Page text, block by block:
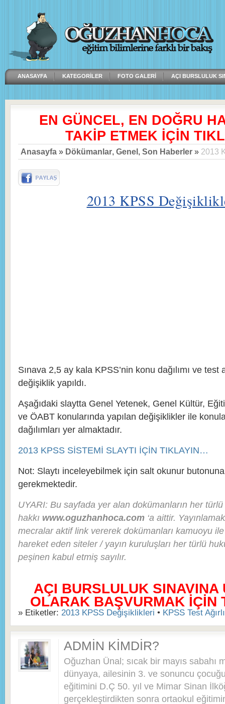
ANASAYFA KATEGORILER FOTO GALERI AÇI BURSLULUK
EN GÜNCEL, EN DOĞRU
TAKİP ETMEK İÇİN
Anasayfa » Dökümanlar, Genel, Son Haberler » 2013
2013 KPSS
Sınava 2,5 ay kala KPSS’nin konu dağılımı ve test
değişiklik yapıldı.
Aşağıdaki slaytta Genel Yetenek, Genel Kültür,
ve ÖABT konularında yapılan değişiklikler ile
dağılımları yer almaktadır.
2013 KPSS SİSTEMİ SLAYTI İÇİN TIKLAYIN…
Not: Slaytı inceleyebilmek için salt okunur butonuna
gerekmektedir.
UYARI: Bu sayfada yer alan dokümanların her
hakkı www.oguzhanhoca.com ‘a aittir.
mecralar aktif link vererek dokümanları kamuoyu
hareket eden siteler / yayın kuruluşları her türlü
peşinen kabul etmiş sayılır.
AÇI BURSLULUK SINAVINA
OLARAK BAŞVURMAK İÇİN
» Etiketler: 2013 KPSS Değişiklikleri • KPSS Test
ADMIN KIMDIR?
Oğuzhan Ünal; sıcak bir mayıs sabahı
dünyaya, ailesinin 3. ve sonuncu
eğitimini D.Ç 50. yıl ve Mimar Sinan
gerçekleştirdikten sonra ortaokul